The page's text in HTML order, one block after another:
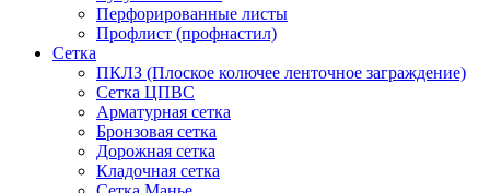
Перфорированные листы
Профлист (профнастил)
Сетка
ПКЛЗ (Плоское колючее ленточное заграждение)
Сетка ЦПВС
Арматурная сетка
Бронзовая сетка
Дорожная сетка
Кладочная сетка